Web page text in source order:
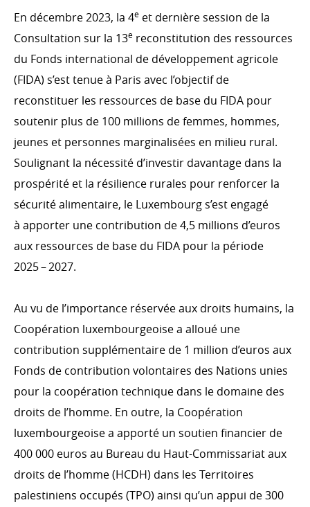
En décembre 2023, la 4e et dernière session de la
Consultation sur la 13e reconstitution des ressources
du Fonds international de développement agricole
(FIDA) s’est tenue à Paris avec l’objectif de
reconstituer les ressources de base du FIDA pour
soutenir plus de 100 millions de femmes, hommes,
jeunes et personnes marginalisées en milieu rural.
Soulignant la nécessité d’investir davantage dans la
prospérité et la résilience rurales pour renforcer la
sécurité alimentaire, le Luxembourg s’est engagé
à apporter une contribution de 4,5 millions d’euros
aux ressources de base du FIDA pour la période
2025 – 2027.
Au vu de l’importance réservée aux droits humains, la
Coopération luxembourgeoise a alloué une
contribution supplémentaire de 1 million d’euros aux
Fonds de contribution volontaires des Nations unies
pour la coopération technique dans le domaine des
droits de l’homme. En outre, la Coopération
luxembourgeoise a apporté un soutien financier de
400 000 euros au Bureau du Haut-Commissariat aux
droits de l’homme (HCDH) dans les Territoires
palestiniens occupés (TPO) ainsi qu’un appui de 300